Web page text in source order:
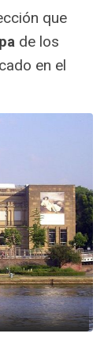
que
de los
en el